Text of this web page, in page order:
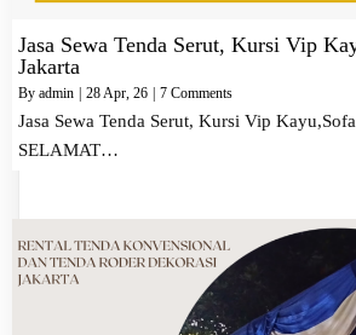
Jasa Sewa Tenda Serut, Kursi Vip
Jakarta
By admin 28Apr, 26 7 Comments
Jasa Sewa Tenda Serut, Kursi Vip
SELAMAT…